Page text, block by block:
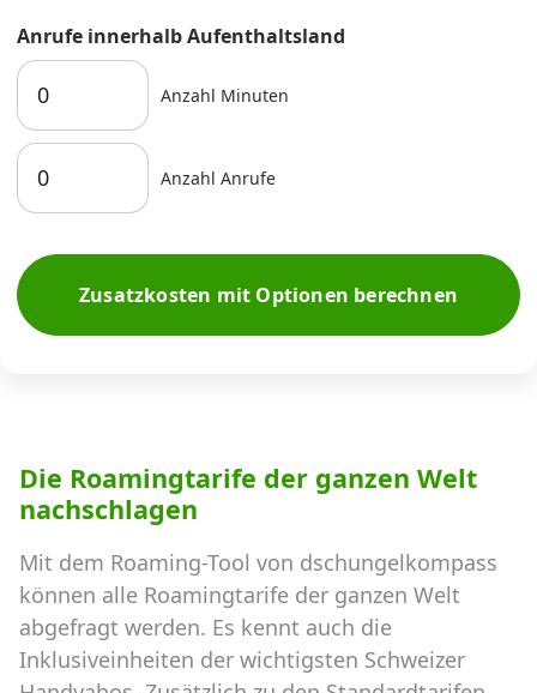
Anrufe innerhalb Aufenthaltsland
Anzahl Minuten
Anzahl Anrufe
Zusatzkosten mit Optionen berechnen
Die Roamingtarife der ganzen Welt
nachschlagen
Mit dem Roaming-Tool von dschungelkompass
können alle Roamingtarife der ganzen Welt
abgefragt werden. Es kennt auch die
Inklusiveinheiten der wichtigsten Schweizer